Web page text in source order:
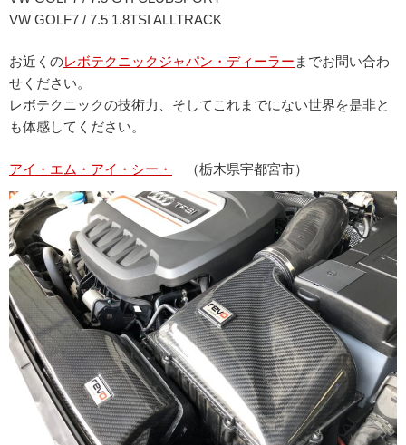
VW GOLF7 / 7.5 1.8TSI ALLTRACK
お近くのレボテクニックジャパン・ディーラー までお問い合わ
せください。
レボテクニックの技術力、そしてこれまでにない世界を是非と
も体感してください。
アイ・エム・アイ・シー・ （栃木県宇都宮市）